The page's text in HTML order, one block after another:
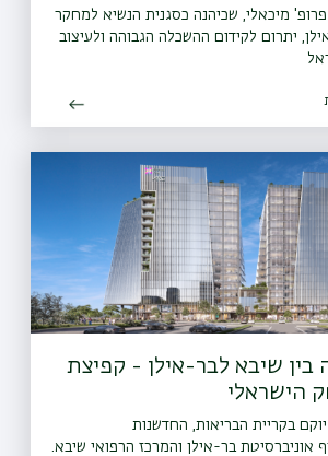
פרופ' מיכאלי, שכיהנה כסגנית הנשיא למחקר
יתרום לקידום ההשכלה הגבוהה ולעיצוב
בין שיבא לבר-אילן - קפיצת
הישראלי
בקריית הבריאות, החדשנות
אוניברסיטת בר-אילן והמרכז הרפואי שיבא.